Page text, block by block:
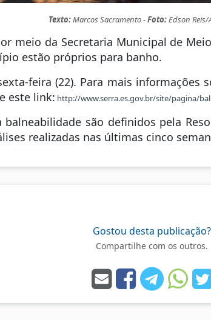
Texto:Marcos Sacramento -Foto:Edson Reis/
meio da Secretaria Municipal de
estão próprios para banho.
feira (22). Para mais informações
este link: http://www.serra.es.gov.br/site/pagina/
são definidos pela
realizadas nas últimas cinco
Gostou desta publicação?
Compartilhe com os outros.